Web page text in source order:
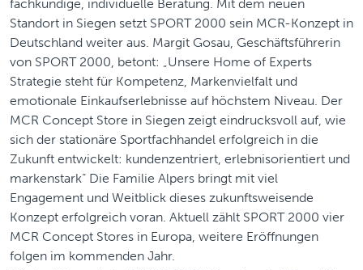
fachkundige, individuelle Beratung. Mit dem neuen
Standort in Siegen setzt SPORT 2000 sein MCR-Konzept in
Deutschland weiter aus. Margit Gosau, Geschäftsführerin
von SPORT 2000, betont: „Unsere Home of Experts
Strategie steht für Kompetenz, Markenvielfalt und
emotionale Einkaufserlebnisse auf höchstem Niveau. Der
MCR Concept Store in Siegen zeigt eindrucksvoll auf, wie
sich der stationäre Sportfachhandel erfolgreich in die
Zukunft entwickelt: kundenzentriert, erlebnisorientiert und
markenstark“ Die Familie Alpers bringt mit viel
Engagement und Weitblick dieses zukunftsweisende
Konzept erfolgreich voran. Aktuell zählt SPORT 2000 vier
MCR Concept Stores in Europa, weitere Eröffnungen
folgen im kommenden Jahr.